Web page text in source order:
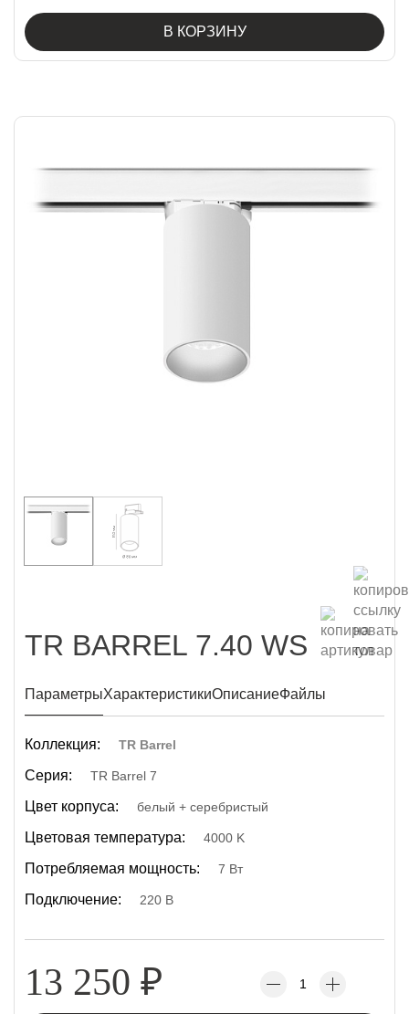
В КОРЗИНУ
TR BARREL 7.40 WS
ПараметрыХарактеристикиОписаниеФайлы
Коллекция: TR Barrel
Серия: TR Barrel 7
Цвет корпуса: белый + серебристый
Цветовая температура: 4000 K
Потребляемая мощность: 7 Вт
Подключение: 220 В
13 250 ₽